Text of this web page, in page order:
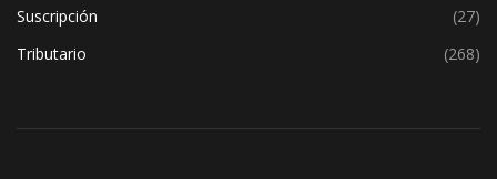
Suscripción
(27)
Tributario
(268)